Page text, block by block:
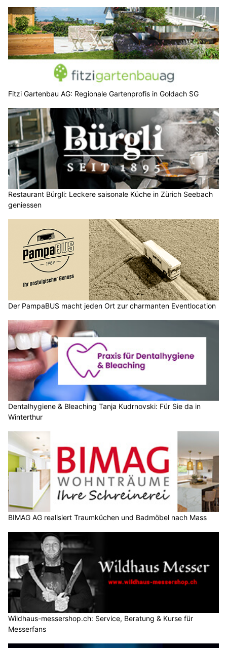
Fitzi Gartenbau AG: Regionale Gartenprofis in Goldach SG
Restaurant Bürgli: Leckere saisonale Küche in Zürich Seebach
geniessen
Der PampaBUS macht jeden Ort zur charmanten Eventlocation
Dentalhygiene & Bleaching Tanja Kudrnovski: Für Sie da in
Winterthur
BIMAG AG realisiert Traumküchen und Badmöbel nach Mass
Wildhaus-messershop.ch: Service, Beratung & Kurse für
Messerfans